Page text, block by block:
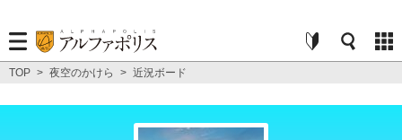
TOP > 夜空のかけら > 近況ボード